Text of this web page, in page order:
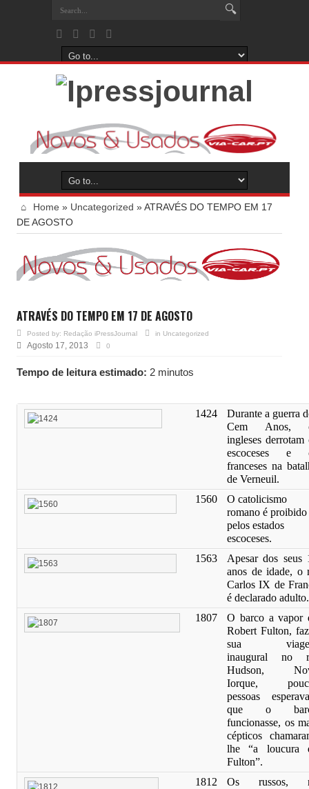
Home » Uncategorized »ATRAVÉS DO TEMPO EM 17
DE AGOSTO
ATRAVÉS DO TEMPO EM 17 DE AGOSTO
Posted by: Redação iPressJournal in Uncategorized
Agosto 17, 2013 0
Tempo de leitura estimado: 2 minutos
1424
Durante a guerra
Cem Anos,
ingleses derrotam
escoceses e
franceses na
de Verneuil.
1560
O catolicismo
romano é proibido
pelos estados
escoceses.
1563
Apesar dos seus
anos de idade, o
Carlos IX de
é declarado adulto.
1807
O barco a vapor
Robert Fulton,
sua
inaugural no
Hudson,
Iorque,
pessoas
que o
funcionasse, os
cépticos
lhe “a loucura
Fulton”.
1812
Os russos,